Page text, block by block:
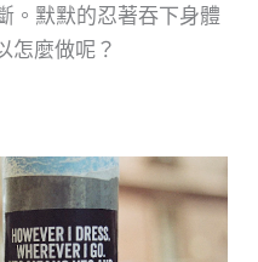
。默默的忍著吞下身體
怎麼做呢？